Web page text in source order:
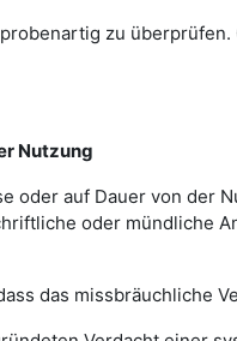
zu
Nutzung
auf Dauer von der
oder mündliche
das missbräuchliche